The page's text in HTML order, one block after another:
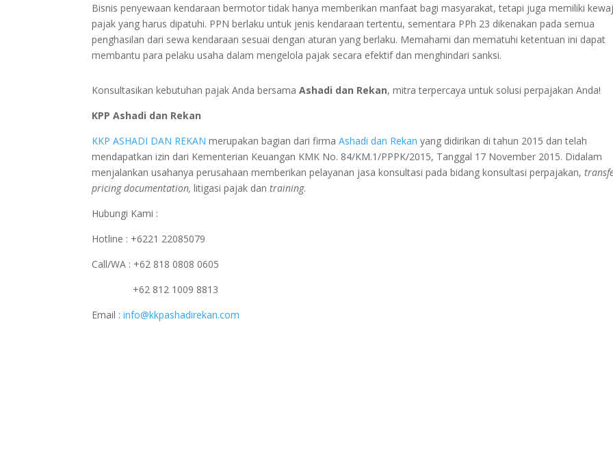
Bisnis penyewaan kendaraan bermotor tidak hanya memberikan manfaat bagi masyarakat, tetapi juga memiliki
pajak yang harus dipatuhi. PPN berlaku untuk jenis kendaraan tertentu, sementara PPh 23 dikenakan pada semua
penghasilan dari sewa kendaraan sesuai dengan aturan yang berlaku. Memahami dan mematuhi ketentuan ini dapat
membantu para pelaku usaha dalam mengelola pajak secara efektif dan menghindari sanksi.
Konsultasikan kebutuhan pajak Anda bersamaAshadi dan Rekan, mitra terpercaya untuk solusi perpajakan Anda!
KPP Ashadi dan Rekan
KKP ASHADI DAN REKAN merupakan bagian dari firmaAshadi dan Rekan yang didirikan di tahun 2015 dan telah
mendapatkan izin dari Kementerian Keuangan KMK No. 84/KM.1/PPPK/2015, Tanggal 17 November 2015. Didalam
menjalankan usahanya perusahaan memberikan pelayanan jasa konsultasi pada bidang konsultasi perpajakan,
pricing documentation,litigasi pajak dantraining.
Hubungi Kami :
Hotline : +6221 22085079
Call/WA : +62 818 0808 0605
+62 812 1009 8813
Email :info@kkpashadirekan.com